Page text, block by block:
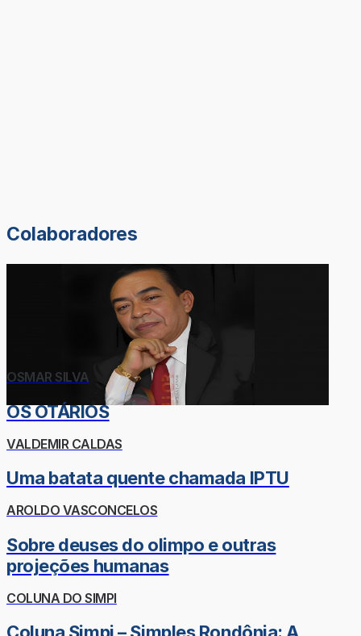
Colaboradores
OSMAR SILVA
OS OTÁRIOS
VALDEMIR CALDAS
Uma batata quente chamada IPTU
AROLDO VASCONCELOS
Sobre deuses do olimpo e outras
projeções humanas
COLUNA DO SIMPI